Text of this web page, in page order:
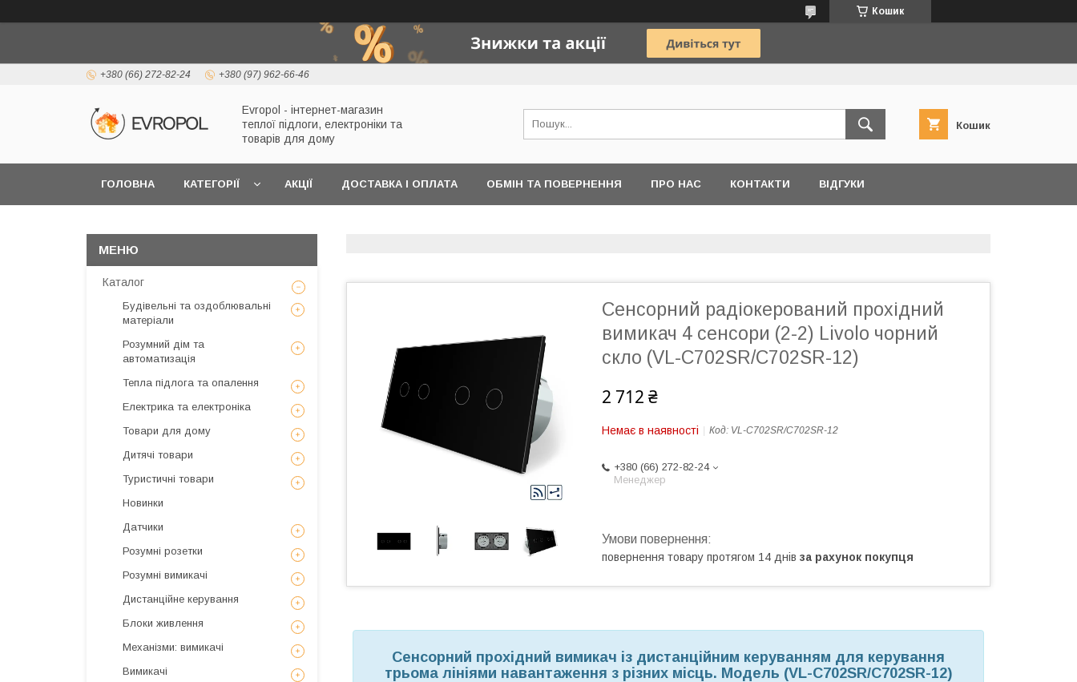
Кошик
+380 (66) 272-82-24 +380 (97) 962-66-46
Evropol - інтернет-магазин
теплої підлоги, електроніки та
товарів для дому
Кошик
ГОЛОВНА КАТЕГОРІЇ АКЦІЇ ДОСТАВКА І ОПЛАТА ОБМІН ТА ПОВЕРНЕННЯ ПРО НАС КОНТАКТИ ВІДГУКИ
Сенсорний радіокерований прохідний
вимикач 4 сенсори (2-2) Livolo чорний
скло (VL-C702SR/C702SR-12)
2 712 ₴
Немає в наявності Код: VL-C702SR/C702SR-12
+380 (66) 272-82-24
Менеджер
повернення товару протягом 14 днів за рахунок покупця
Сенсорний прохідний вимикач із дистанційним керуванням для керування
трьома лініями навантаження з різних місць. Модель (VL-C702SR/C702SR-12)
Каталог
Будівельні та оздоблювальні
матеріали
Розумний дім та
автоматизація
Тепла підлога та опалення
Електрика та електроніка
Товари для дому
Дитячі товари
Туристичні товари
Новинки
Датчики
Розумні розетки
Розумні вимикачі
Дистанційне керування
Блоки живлення
Механізми: вимикачі
Вимикачі